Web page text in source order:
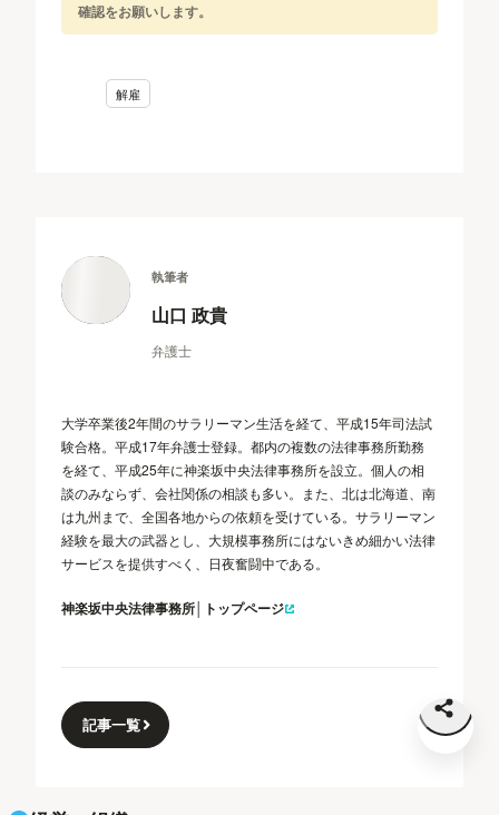
確認をお願いします。
解雇
執筆者
山口 政貴
弁護士
大学卒業後2年間のサラリーマン生活を経て、平成15年司法試
験合格。平成17年弁護士登録。都内の複数の法律事務所勤務
を経て、平成25年に神楽坂中央法律事務所を設立。個人の相
談のみならず、会社関係の相談も多い。また、北は北海道、南
は九州まで、全国各地からの依頼を受けている。サラリーマン
経験を最大の武器とし、大規模事務所にはないきめ細かい法律
サービスを提供すべく、日夜奮闘中である。
神楽坂中央法律事務所│トップページ
記事一覧